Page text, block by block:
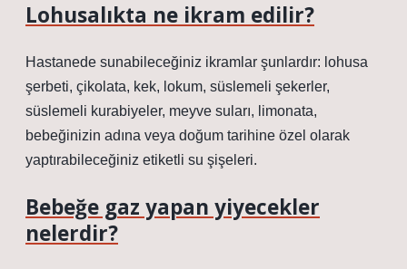
Lohusalıkta ne ikram edilir?
Hastanede sunabileceğiniz ikramlar şunlardır: lohusa
şerbeti, çikolata, kek, lokum, süslemeli şekerler,
süslemeli kurabiyeler, meyve suları, limonata,
bebeğinizin adına veya doğum tarihine özel olarak
yaptırabileceğiniz etiketli su şişeleri.
Bebeğe gaz yapan yiyecekler
nelerdir?